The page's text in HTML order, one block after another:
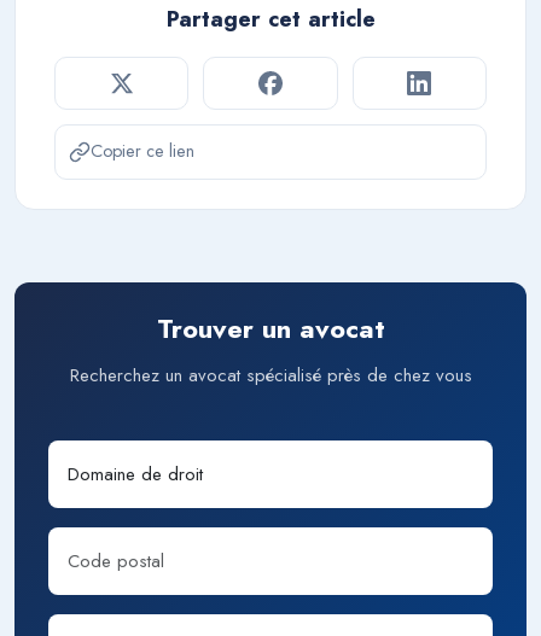
Partager cet article
Copier ce lien
Trouver un avocat
Recherchez un avocat spécialisé près de chez vous